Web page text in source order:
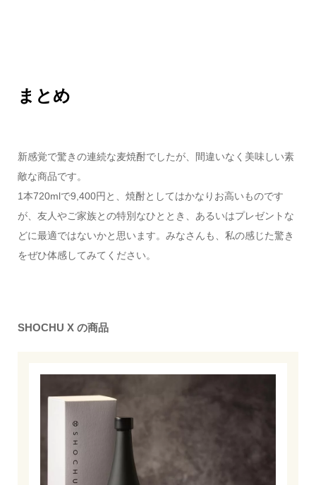
まとめ
新感覚で驚きの連続な麦焼酎でしたが、間違いなく美味しい素
敵な商品です。
1本720mlで9,400円と、焼酎としてはかなりお高いものです
が、友人やご家族との特別なひととき、あるいはプレゼントな
どに最適ではないかと思います。みなさんも、私の感じた驚き
をぜひ体感してみてください。
SHOCHU X の商品